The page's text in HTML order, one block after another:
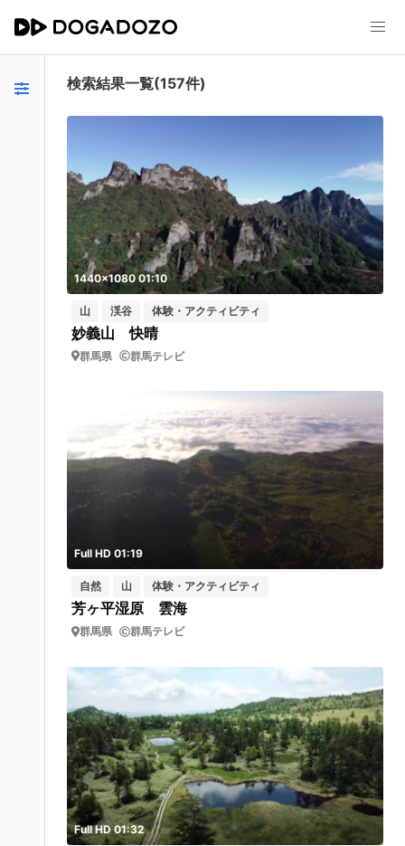
検索結果一覧(157件)
1440x1080 01:10
山 渓谷 体験・アクティビティ
妙義山 快晴
群馬県 群馬テレビ
Full HD 01:19
自然 山 体験・アクティビティ
芳ヶ平湿原 雲海
群馬県 群馬テレビ
Full HD 01:32